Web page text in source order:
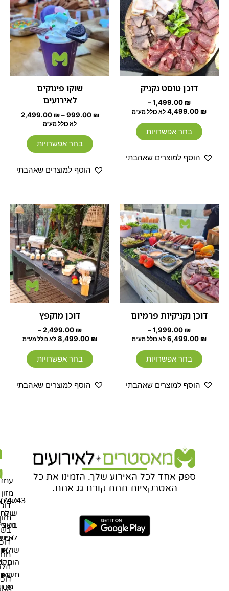
דוכן טוסט נקניק
1,499.00 ₪
–
4,499.00 ₪
עד
לא כולל מע"מ
בחר אפשרויות
יש
מספר
סוגים.
ניתן
לבחור
את
הוסף למוצרים שאהבתי
שוקו פינוקים
לאירועים
999.00 ₪
–
2,499.00 ₪
עד
⁦2,499.00 ₪⁩
לא כולל מע"מ
בחר אפשרויות
יש
מספר
סוגים.
ניתן
לבחור
את
הוסף למוצרים שאהבתי
דוכן נקניקיות פרמיום
1,999.00 ₪
–
6,499.00 ₪
טווח
מחירים:
עד
לא כולל מע"מ
בחר אפשרויות
למוצר
זה
יש
מספר
סוגים.
ניתן
לבחור
את
בעמוד
הוסף למוצרים שאהבתי
דוכן מוקפץ
2,499.00 ₪
–
8,499.00 ₪
טווח
מחירים:
עד
לא כולל מע"מ
בחר אפשרויות
למוצר
זה
יש
מספר
סוגים.
ניתן
לבחור
את
הוסף למוצרים שאהבתי
ספק אחד לכל האירוע שלך. הזמינו את כל
האטרקציות תחת קורת גג אחת.
מזון
שוק
בשרי
שולחן